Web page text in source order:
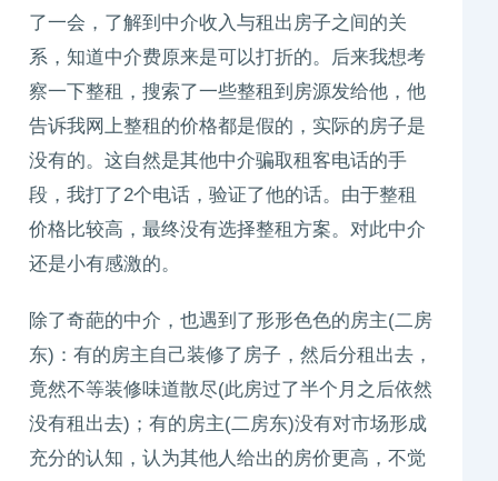
了一会，了解到中介收入与租出房子之间的关
系，知道中介费原来是可以打折的。后来我想考
察一下整租，搜索了一些整租到房源发给他，他
告诉我网上整租的价格都是假的，实际的房子是
没有的。这自然是其他中介骗取租客电话的手
段，我打了2个电话，验证了他的话。由于整租
价格比较高，最终没有选择整租方案。对此中介
还是小有感激的。
除了奇葩的中介，也遇到了形形色色的房主(二房
东)：有的房主自己装修了房子，然后分租出去，
竟然不等装修味道散尽(此房过了半个月之后依然
没有租出去)；有的房主(二房东)没有对市场形成
充分的认知，认为其他人给出的房价更高，不觉